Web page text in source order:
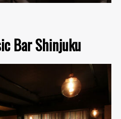
Bar Shinjuku